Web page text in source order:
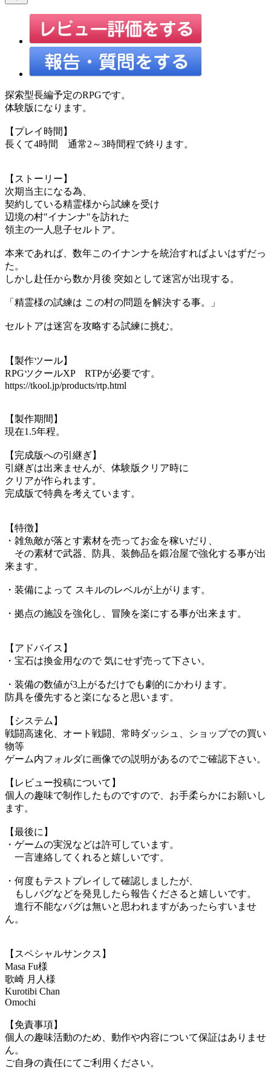
探索型長編予定のRPGです。
体験版になります。
【プレイ時間】
長くて4時間 通常2～3時間程で終ります。
【ストーリー】
次期当主になる為、
契約している精霊様から試練を受け
辺境の村"イナンナ"を訪れた
領主の一人息子セルトア。
本来であれば、数年このイナンナを統治すればよいはずだっ
た。
しかし赴任から数か月後 突如として迷宮が出現する。
「精霊様の試練は この村の問題を解決する事。」
セルトアは迷宮を攻略する試練に挑む。
【製作ツール】
RPGツクールXP RTPが必要です。
https://tkool.jp/products/rtp.html
【製作期間】
現在1.5年程。
【完成版への引継ぎ】
引継ぎは出来ませんが、体験版クリア時に
クリアが作られます。
完成版で特典を考えています。
【特徴】
・雑魚敵が落とす素材を売ってお金を稼いだり、
その素材で武器、防具、装飾品を鍛冶屋で強化する事が出
来ます。
・装備によって スキルのレベルが上がります。
・拠点の施設を強化し、冒険を楽にする事が出来ます。
【アドバイス】
・宝石は換金用なので 気にせず売って下さい。
・装備の数値が3上がるだけでも劇的にかわります。
防具を優先すると楽になると思います。
【システム】
戦闘高速化、オート戦闘、常時ダッシュ、ショップでの買い
物等
ゲーム内フォルダに画像での説明があるのでご確認下さい。
【レビュー投稿について】
個人の趣味で制作したものですので、お手柔らかにお願いし
ます。
【最後に】
・ゲームの実況などは許可しています。
一言連絡してくれると嬉しいです。
・何度もテストプレイして確認しましたが、
もしバグなどを発見したら報告くださると嬉しいです。
進行不能なバグは無いと思われますがあったらすいませ
ん。
【スペシャルサンクス】
Masa Fu様
歌崎 月人様
Kurotibi Chan
Omochi
【免責事項】
個人の趣味活動のため、動作や内容について保証はありませ
ん。
ご自身の責任にてご利用ください。